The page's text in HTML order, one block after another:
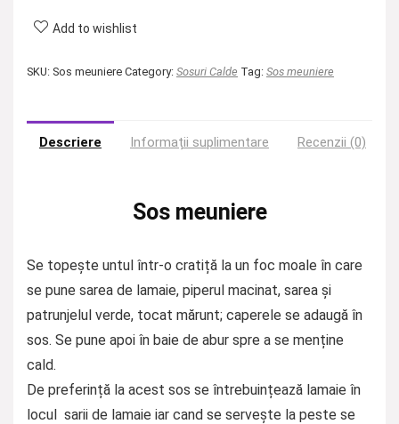
Add to wishlist
SKU: Sos meuniere Category: Sosuri Calde Tag: Sos meuniere
Descriere Informații suplimentare Recenzii (0)
Sos meuniere
Se topește untul într-o cratiță la un foc moale în care
se pune sarea de lamaie, piperul macinat, sarea și
patrunjelul verde, tocat mărunt; caperele se adaugă în
sos. Se pune apoi în baie de abur spre a se menține
cald.
De preferință la acest sos se întrebuințează lamaie în
locul sarii de lamaie iar cand se servește la peste se